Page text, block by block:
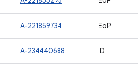
A-221859734 EoP
A-234440688 ID